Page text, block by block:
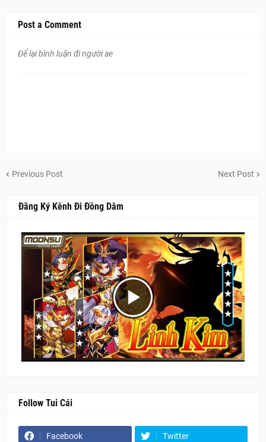
Post a Comment
Để lại bình luận đi người ae
Previous Post Next Post
Đăng Ký Kênh Đi Đồng Dâm
Follow Tui Cái
Facebook Twitter